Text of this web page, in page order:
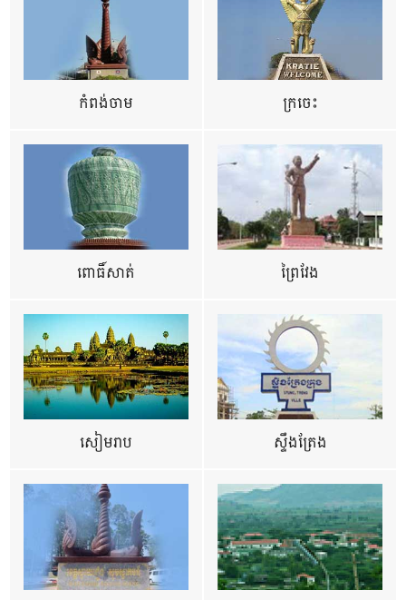
កំពង់ចាម ក្រចេះ
ពោធិ៍សាត់ ព្រៃវែង
សៀមរាប ស្ទឹងត្រែង